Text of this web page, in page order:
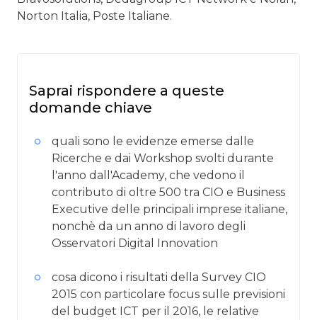
Norton Italia, Poste Italiane.
Saprai rispondere a queste
domande chiave
quali sono le evidenze emerse dalle
Ricerche e dai Workshop svolti durante
l'anno dall'Academy, che vedono il
contributo di oltre 500 tra CIO e Business
Executive delle principali imprese italiane,
nonchè da un anno di lavoro degli
Osservatori Digital Innovation
cosa dicono i risultati della Survey CIO
2015 con particolare focus sulle previsioni
del budget ICT per il 2016, le relative